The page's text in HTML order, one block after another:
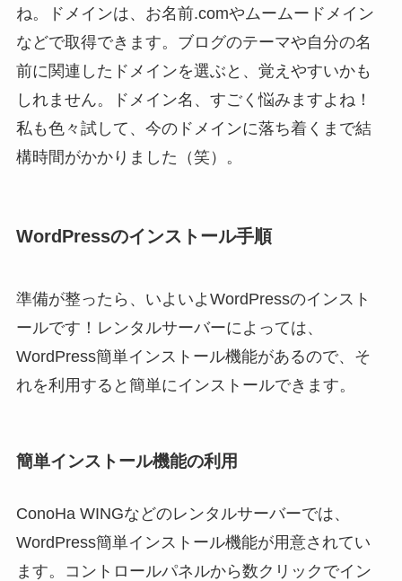
ね。ドメインは、お名前.comやムームードメイン
などで取得できます。ブログのテーマや自分の名
前に関連したドメインを選ぶと、覚えやすいかも
しれません。ドメイン名、すごく悩みますよね！
私も色々試して、今のドメインに落ち着くまで結
構時間がかかりました（笑）。
WordPressのインストール手順
準備が整ったら、いよいよWordPressのインスト
ールです！レンタルサーバーによっては、
WordPress簡単インストール機能があるので、そ
れを利用すると簡単にインストールできます。
簡単インストール機能の利用
ConoHa WINGなどのレンタルサーバーでは、
WordPress簡単インストール機能が用意されてい
ます。コントロールパネルから数クリックでイン